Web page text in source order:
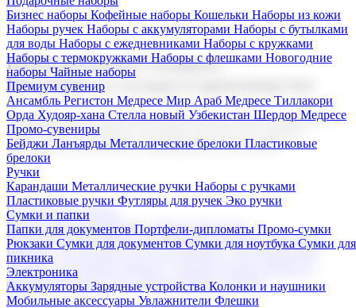
Бизнес наборы Кофейные наборы Кошельки Наборы из кожи
Наборы ручек Наборы с аккумуляторами Наборы с бутылками
для воды Наборы с ежедневниками Наборы с кружками
Наборы с термокружками Наборы с флешками Новогодние
наборы Чайные наборы
Премиум сувенир
Ансамбль Регистон Медресе Мир Араб Медресе Тиллакори
Орда Худояр-хана Стелла новый Узбекистан Шердор Медресе
Промо-сувениры
Бейджи Ланъярды Металлические брелоки Пластиковые
брелоки
Ручки
Карандаши Металлические ручки Наборы с ручками
Пластиковые ручки Футляры для ручек Эко ручки
Сумки и папки
Папки для документов Портфели-дипломаты Промо-сумки
Рюкзаки Сумки для документов Сумки для ноутбука Сумки для
пикника
Электроника
Аккумуляторы Зарядные устройства Колонки и наушники
Мобильные аксессуары Увлажнители Флешки
Корпоративные подарки
Поставка со склада и производство
Мы предлагаем широкий выбор корпоративных подарков и
сувениров с логотипом. В нашем каталоге вы найдете
продукцию для бизнеса, мероприятия и клиентов.
Подарочные наборы
Бизнес наборыКофейные наборы Кошельки
Наборы из кожиНаборы ручекНаборы с аккумуляторами
Наборы с бутылками для воды
Наборы с ежедневниками
Наборы с кружками
флешкамиНовогодние наборыЧайные наборы